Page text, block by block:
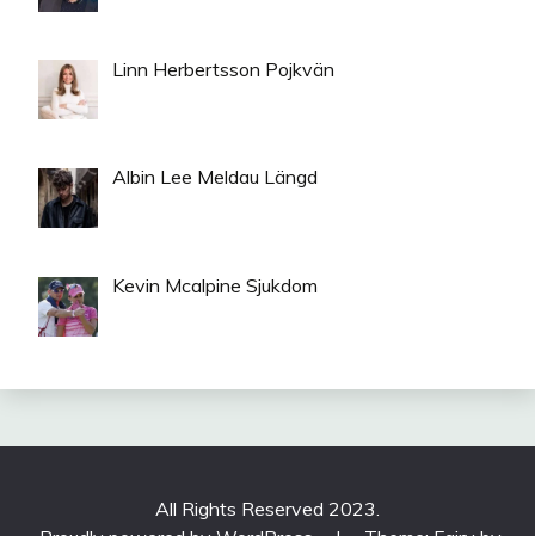
Linn Herbertsson Pojkvän
Albin Lee Meldau Längd
Kevin Mcalpine Sjukdom
All Rights Reserved 2023.